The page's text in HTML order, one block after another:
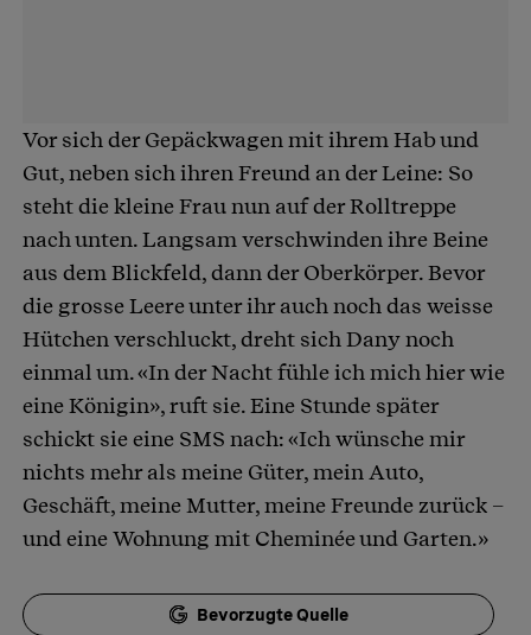
Vor sich der Gepäckwagen mit ihrem Hab und
Gut, neben sich ihren Freund an der Leine: So
steht die kleine Frau nun auf der Rolltreppe
nach unten. Langsam verschwinden ihre Beine
aus dem Blickfeld, dann der Oberkörper. Bevor
die grosse Leere unter ihr auch noch das weisse
Hütchen verschluckt, dreht sich Dany noch
einmal um. «In der Nacht fühle ich mich hier wie
eine Königin», ruft sie. Eine Stunde später
schickt sie eine SMS nach: «Ich wünsche mir
nichts mehr als meine Güter, mein Auto,
Geschäft, meine Mutter, meine Freunde zurück –
und eine Wohnung mit Cheminée und Garten.»
Bevorzugte Quelle